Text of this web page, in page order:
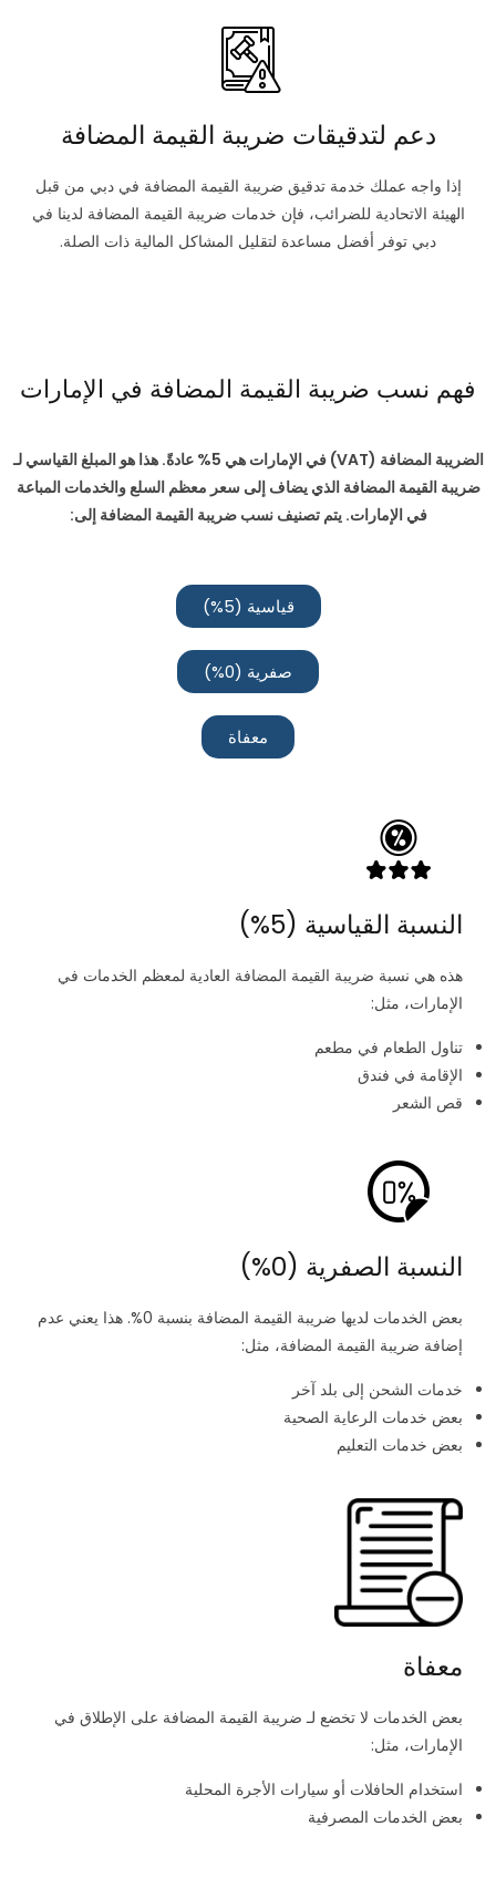
دعم لتدقيقات ضريبة القيمة المضافة
إذا واجه عملك خدمة تدقيق ضريبة القيمة المضافة في دبي من قبل
الهيئة الاتحادية للضرائب، فإن خدمات ضريبة القيمة المضافة لدينا في
دبي توفر أفضل مساعدة لتقليل المشاكل المالية ذات الصلة.
فهم نسب ضريبة القيمة المضافة في الإمارات
الضريبة المضافة (VAT) في الإمارات هي 5% عادةً. هذا هو المبلغ القياسي لـ
ضريبة القيمة المضافة الذي يضاف إلى سعر معظم السلع والخدمات المباعة
في الإمارات. يتم تصنيف نسب ضريبة القيمة المضافة إلى:
قياسية (5%)
صفرية (0%)
معفاة
النسبة القياسية (5%)
هذه هي نسبة ضريبة القيمة المضافة العادية لمعظم الخدمات في
الإمارات، مثل:
تناول الطعام في مطعم
الإقامة في فندق
قص الشعر
النسبة الصفرية (0%)
بعض الخدمات لديها ضريبة القيمة المضافة بنسبة 0%. هذا يعني عدم
إضافة ضريبة القيمة المضافة، مثل:
خدمات الشحن إلى بلد آخر
بعض خدمات الرعاية الصحية
بعض خدمات التعليم
معفاة
بعض الخدمات لا تخضع لـ ضريبة القيمة المضافة على الإطلاق في
الإمارات، مثل:
استخدام الحافلات أو سيارات الأجرة المحلية
بعض الخدمات المصرفية